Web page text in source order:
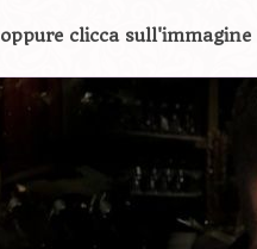
oppure clicca